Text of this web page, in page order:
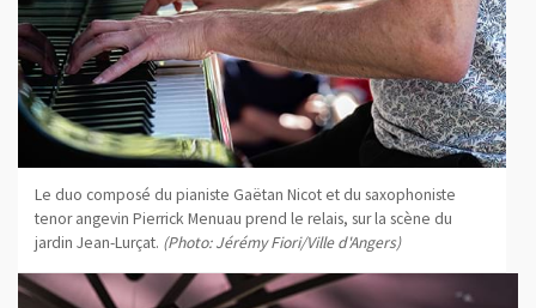
Le duo composé du pianiste Gaëtan Nicot et du saxophoniste
tenor angevin Pierrick Menuau prend le relais, sur la scène du
jardin Jean-Lurçat. (Photo: Jérémy Fiori/Ville d'Angers)